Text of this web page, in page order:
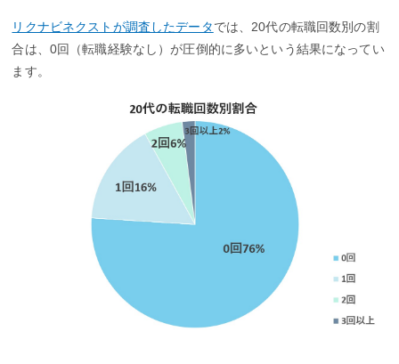
リクナビネクストが調査したデータでは、20代の転職回数別の割
合は、0回（転職経験なし）が圧倒的に多いという結果になってい
ます。